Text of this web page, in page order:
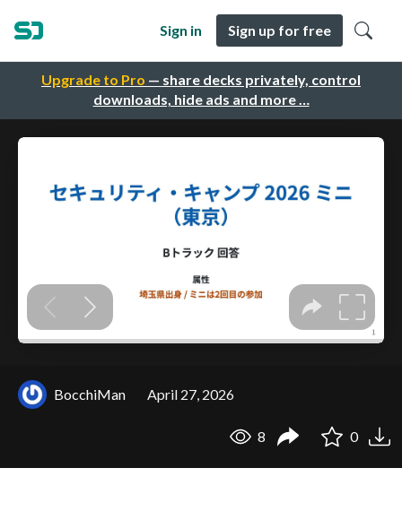
Upgrade to Pro — share decks privately, control
downloads, hide ads and more …
Sign in Sign up for free
BocchiMan April 27, 2026
8 0